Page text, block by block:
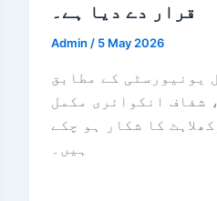
قرار دے دیا ہے۔
Admin / 5 May 2026
یونیورسٹی کے مطابق
شفاف انکوائری مکمل
کا شکار ہو چکے
ہیں۔